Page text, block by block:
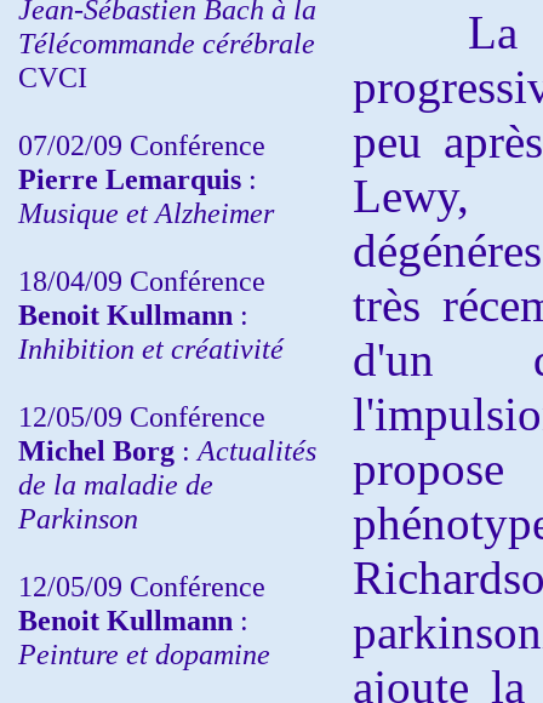
Jean-Sébastien Bach à la
Télécommande cérébrale
CVCI
07/02/09 Conférence
Pierre Lemarquis :
Musique et Alzheimer
18/04/09 Conférence
Benoit Kullmann :
Inhibition et créativité
12/05/09 Conférence
Michel Borg : Actualités
de la maladie de
Parkinson
12/05/09 Conférence
Benoit Kullmann :
Peinture et dopamine
La
peu
très
d'un
ajoute la